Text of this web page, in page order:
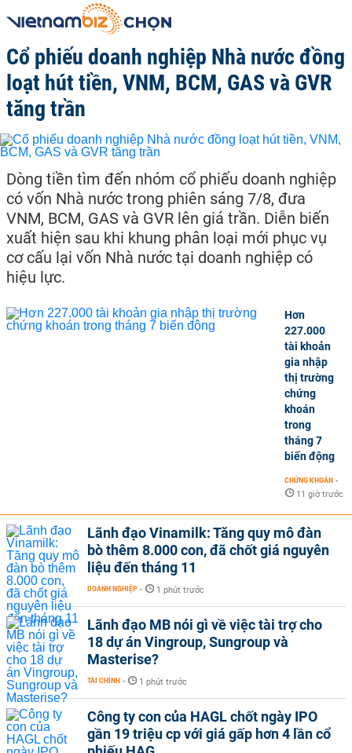
Cổ phiếu doanh nghiệp Nhà nước đồng
loạt hút tiền, VNM, BCM, GAS và GVR
tăng trần
Dòng tiền tìm đến nhóm cổ phiếu doanh nghiệp
có vốn Nhà nước trong phiên sáng 7/8, đưa
VNM, BCM, GAS và GVR lên giá trần. Diễn biến
xuất hiện sau khi khung phân loại mới phục vụ
cơ cấu lại vốn Nhà nước tại doanh nghiệp có
hiệu lực.
Hơn
227.000
tài khoản
gia nhập
thị trường
chứng
khoán
trong
tháng 7
biến động
CHỨNG KHOÁN -
11 giờ trước
Lãnh đạo Vinamilk: Tăng quy mô đàn
bò thêm 8.000 con, đã chốt giá nguyên
liệu đến tháng 11
DOANH NGHIỆP - 1 phút trước
Lãnh đạo MB nói gì về việc tài trợ cho
18 dự án Vingroup, Sungroup và
Masterise?
TÀI CHÍNH - 1 phút trước
Công ty con của HAGL chốt ngày IPO
gần 19 triệu cp với giá gấp hơn 4 lần cổ